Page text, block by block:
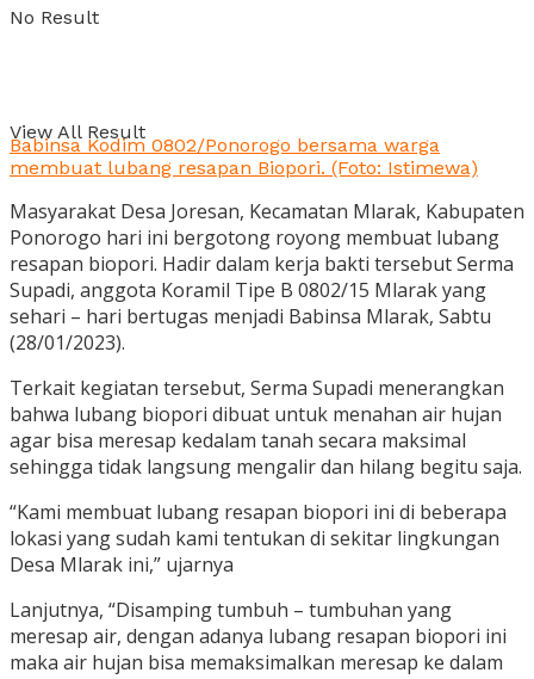
No Result
View All Result
Babinsa Kodim 0802/Ponorogo bersama warga
membuat lubang resapan Biopori. (Foto: Istimewa)
Masyarakat Desa Joresan, Kecamatan Mlarak, Kabupaten
Ponorogo hari ini bergotong royong membuat lubang
resapan biopori. Hadir dalam kerja bakti tersebut Serma
Supadi, anggota Koramil Tipe B 0802/15 Mlarak yang
sehari – hari bertugas menjadi Babinsa Mlarak, Sabtu
(28/01/2023).
Terkait kegiatan tersebut, Serma Supadi menerangkan
bahwa lubang biopori dibuat untuk menahan air hujan
agar bisa meresap kedalam tanah secara maksimal
sehingga tidak langsung mengalir dan hilang begitu saja.
“Kami membuat lubang resapan biopori ini di beberapa
lokasi yang sudah kami tentukan di sekitar lingkungan
Desa Mlarak ini,” ujarnya
Lanjutnya, “Disamping tumbuh – tumbuhan yang
meresap air, dengan adanya lubang resapan biopori ini
maka air hujan bisa memaksimalkan meresap ke dalam